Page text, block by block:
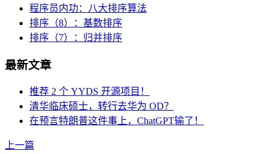
程序员内功：八大排序算法
排序（8）：基数排序
排序（7）：归并排序
最新文章
推荐 2 个 YYDS 开源项目！
清华临床硕士，转行去华为 OD？
在预言特朗普这件事上，ChatGPT输了！
上一篇